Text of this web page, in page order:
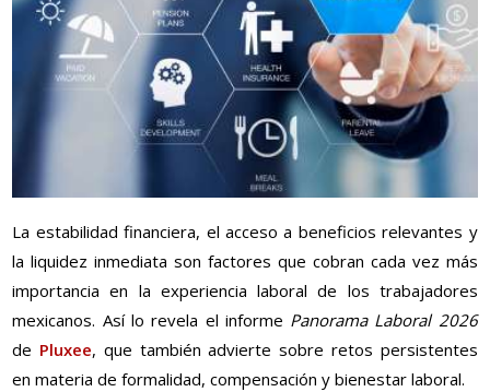
La estabilidad financiera, el acceso a beneficios relevantes y
la liquidez inmediata son factores que cobran cada vez más
importancia en la experiencia laboral de los trabajadores
mexicanos. Así lo revela el informe Panorama Laboral 2026
de Pluxee, que también advierte sobre retos persistentes
en materia de formalidad, compensación y bienestar laboral.